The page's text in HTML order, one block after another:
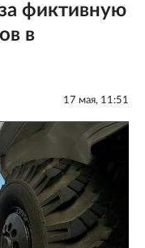
фиктивную
в
17 мая, 11:51